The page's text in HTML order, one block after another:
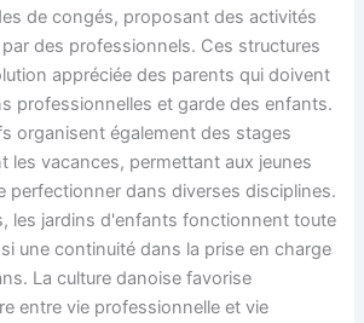
de congés, proposant des activités
des professionnels. Ces structures
appréciée des parents qui doivent
professionnelles et garde des enfants.
organisent également des stages
les vacances, permettant aux jeunes
perfectionner dans diverses disciplines.
les jardins d'enfants fonctionnent toute
une continuité dans la prise en charge
La culture danoise favorise
entre vie professionnelle et vie